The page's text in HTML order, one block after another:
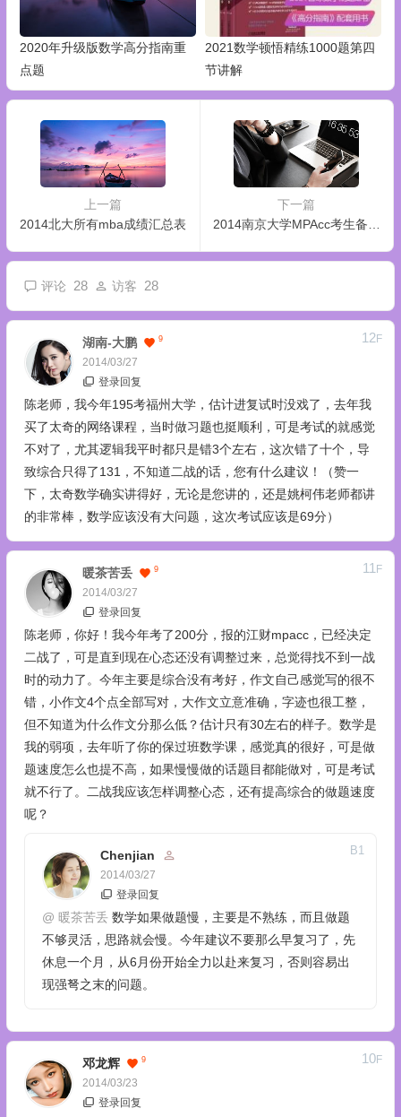
2020年升级版数学高分指南重
点题
2021数学顿悟精练1000题第四
节讲解
上一篇
2014北大所有mba成绩汇总表
下一篇
2014南京大学MPAcc考生备考经验
评论 28 访客 28
湖南-大鹏 9
2014/03/27
12F
登录回复
陈老师，我今年195考福州大学，估计进复试时没戏了，去年我
买了太奇的网络课程，当时做习题也挺顺利，可是考试的就感觉
不对了，尤其逻辑我平时都只是错3个左右，这次错了十个，导
致综合只得了131，不知道二战的话，您有什么建议！（赞一
下，太奇数学确实讲得好，无论是您讲的，还是姚柯伟老师都讲
的非常棒，数学应该没有大问题，这次考试应该是69分）
暖茶苦丢 9
2014/03/27
11 F
登录回复
陈老师，你好！我今年考了200分，报的江财mpacc，已经决定
二战了，可是直到现在心态还没有调整过来，总觉得找不到一战
时的动力了。今年主要是综合没有考好，作文自己感觉写的很不
错，小作文4个点全部写对，大作文立意准确，字迹也很工整，
但不知道为什么作文分那么低？估计只有30左右的样子。数学是
我的弱项，去年听了你的保过班数学课，感觉真的很好，可是做
题速度怎么也提不高，如果慢慢做的话题目都能做对，可是考试
就不行了。二战我应该怎样调整心态，还有提高综合的做题速度
呢？
Chenjian
2014/03/27
B1
登录回复
@ 暖茶苦丢数学如果做题慢，主要是不熟练，而且做题
不够灵活，思路就会慢。今年建议不要那么早复习了，先
休息一个月，从6月份开始全力以赴来复习，否则容易出
现强弩之末的问题。
邓龙辉 9
2014/03/23
10F
登录回复